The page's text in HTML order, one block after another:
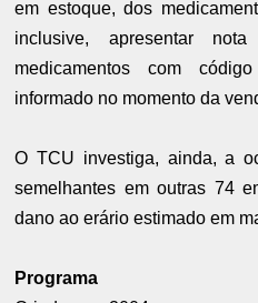
em estoque, dos
inclusive, apresentar
medicamentos com
informado no momento da
O TCU investiga, ainda, a
semelhantes em outras 74
dano ao erário estimado em
Programa